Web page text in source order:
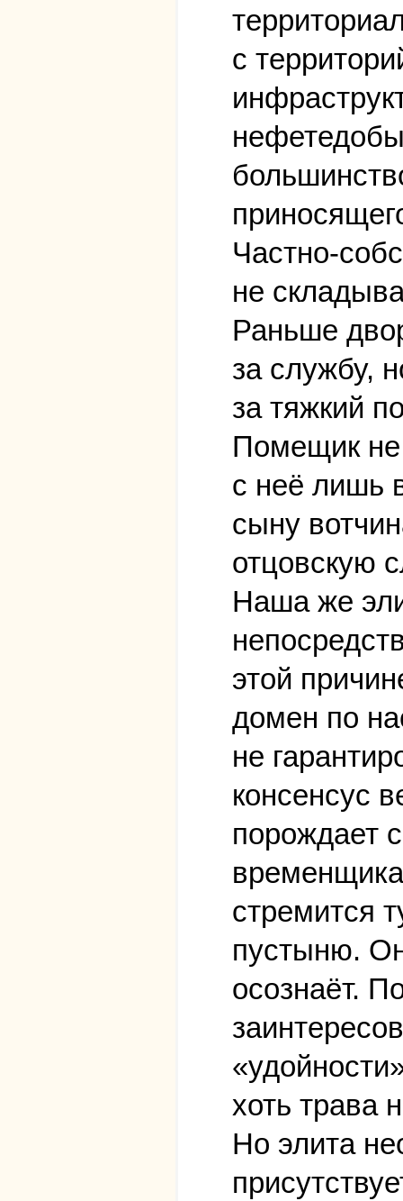
с
Частно-
не
Раньше
за службу,
за тяжкий
Помещик не
с неё лишь
сыну
отцовскую
Наша же
этой
домен по
не
консенсус
порождает
стремится
пустыню.
осознаёт.
хоть трава
Но элита